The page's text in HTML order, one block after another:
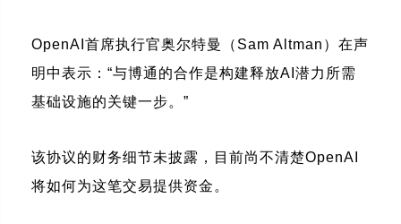
OpenAI首席执行官奥尔特曼（Sam Altman）在声
明中表示：“与博通的合作是构建释放AI潜力所需
基础设施的关键一步。”
该协议的财务细节未披露，目前尚不清楚OpenAI
将如何为这笔交易提供资金。